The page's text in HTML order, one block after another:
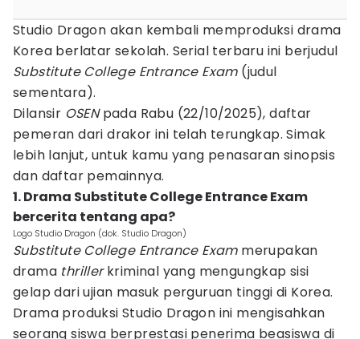
‎Studio Dragon akan kembali memproduksi drama
Korea berlatar sekolah. Serial terbaru ini berjudul
Substitute College Entrance Exam(judul
sementara).
Dilansir OSENpada Rabu (22/10/2025), daftar
pemeran dari drakor ini telah terungkap. Simak
lebih lanjut, untuk kamu yang penasaran sinopsis
dan daftar pemainnya.
‎1. Drama Substitute College Entrance Exam
bercerita tentang apa?
Logo Studio Dragon (dok. Studio Dragon)
Substitute College Entrance Exammerupakan
drama thrillerkriminal yang mengungkap sisi
gelap dari ujian masuk perguruan tinggi di Korea.
Drama produksi Studio Dragon ini mengisahkan
seorang siswa berprestasi penerima beasiswa di